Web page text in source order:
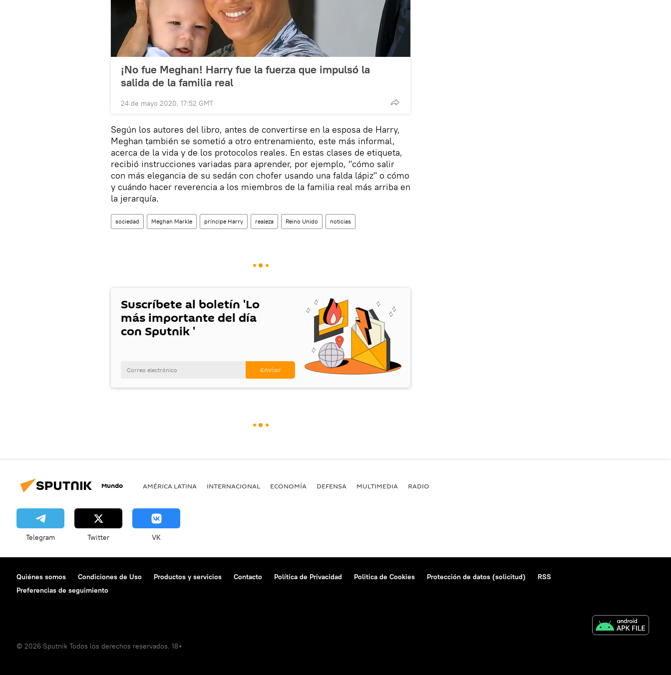
¡No fue Meghan! Harry fue la fuerza que impulsó la
salida de la familia real
24 de mayo 2020, 17:52 GMT
Según los autores del libro, antes de convertirse en la esposa de Harry,
Meghan también se sometió a otro entrenamiento, este más informal,
acerca de la vida y de los protocolos reales. En estas clases de etiqueta,
recibió instrucciones variadas para aprender, por ejemplo, "cómo salir
con más elegancia de su sedán con chofer usando una falda lápiz" o cómo
y cuándo hacer reverencia a los miembros de la familia real más arriba en
la jerarquía.
sociedad Meghan Markle príncipe Harry realeza Reino Unido noticias
Suscríbete al boletín 'Lo
más importante del día
con Sputnik '
Mundo AMÉRICA LATINA INTERNACIONAL ECONOMÍA DEFENSA MULTIMEDIA RADIO
Telegram Twitter VK
Quiénes somos Condiciones de Uso Productos y servicios Contacto Política de Privacidad Politica de Cookies Protección de datos (solicitud)
RSS
Preferencias de seguimiento
© 2026 Sputnik Todos los derechos reservados. 18+